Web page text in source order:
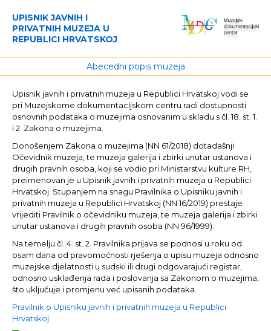
UPISNIK JAVNIH I
PRIVATNIH MUZEJA U
REPUBLICI HRVATSKOJ
Abecedni popis muzeja
Upisnik javnih i privatnih muzeja u Republici Hrvatskoj vodi se
pri Muzejskome dokumentacijskom centru radi dostupnosti
osnovnih podataka o muzejima osnovanim u skladu s čl. 18. st. 1.
i 2. Zakona o muzejima.
Donošenjem Zakona o muzejima (NN 61/2018) dotadašnji
Očevidnik muzeja, te muzeja galerija i zbirki unutar ustanova i
drugih pravnih osoba, koji se vodio pri Ministarstvu kulture RH,
preimenovan je u Upisnik javnih i privatnih muzeja u Republici
Hrvatskoj. Stupanjem na snagu Pravilnika o Upisniku javnih i
privatnih muzeja u Republici Hrvatskoj (NN 16/2019) prestaje
vrijediti Pravilnik o očevidniku muzeja, te muzeja galerija i zbirki
unutar ustanova i drugih pravnih osoba (NN 96/1999).
Na temelju čl. 4. st. 2. Pravilnika prijava se podnosi u roku od
osam dana od pravomoćnosti rješenja o upisu muzeja odnosno
muzejske djelatnosti u sudski ili drugi odgovarajući registar,
odnosno usklađenja rada i poslovanja sa Zakonom o muzejima,
što uključuje i promjenu već upisanih podataka.
Pravilnik o Upisniku javnih i privatnih muzeja u Republici
Hrvatskoj